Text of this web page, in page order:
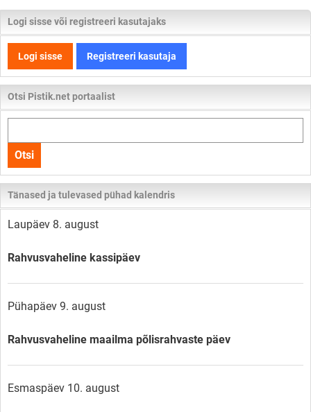
Logi sisse või registreeri kasutajaks
Logi sisse Registreeri kasutaja
Otsi Pistik.net portaalist
kogu
lehelt
Otsi
Tänased ja tulevased pühad kalendris
Laupäev 8. august
Rahvusvaheline kassipäev
Pühapäev 9. august
Rahvusvaheline maailma põlisrahvaste päev
Esmaspäev 10. august